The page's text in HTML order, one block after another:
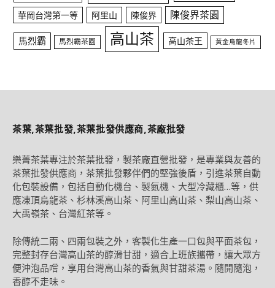
華岡台灣第一等 阿里山 陳俊界 陳俊界茶園
馬烈霸 馬烈霸茶園 高山茶 高山茶王 黃金烏龍冬片
茶葉,茶葉批發,茶葉批發供應商,茶廠批發
樂菁茶葉專注於茶葉批發，製茶廠直營批發，是專業與友善的
茶葉批發供應商，茶葉批發夥伴們的堅強後盾，引進茶葉自動
化包裝設備，包括自動化機台、製氮機、大型冷藏櫃…等，供
應凍頂烏龍茶、杉林溪高山茶、阿里山高山茶、梨山高山茶、
大禹嶺茶、台灣紅茶等。
除傳統二兩、四兩包裝之外，客製化生產一口包與平面茶包，
完整封存台灣高山茶的醇滑甘甜，適合上班族攜帶，讓大眾方
便沖泡品嚐，享用台灣高山茶的香氣與甘甜茶湯。隨開隨泡，
香醇不走味。